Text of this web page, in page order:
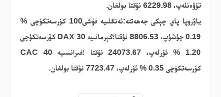
تۆۋەنلەپ، 6229.98 نۇقتا
بولغان.
ياۋروپا پاي چېكى جەھەتتە:ئەنگلىيە فۇشى100 كۆرسەتكۈچى
%
0.19 چۈشۈپ، 8806.53 نۇقتا؛گېرمانىيە
DAX 30 كۆرسەتكۈچى
% 1.20
ئۆرلەپ، 24073.67 نۇقتا ؛فىرانسىيەCAC 40
كۆرسەتكۈچى % 0.35 ئۆرلەپ، 7723.47 نۇقتا بولغان.